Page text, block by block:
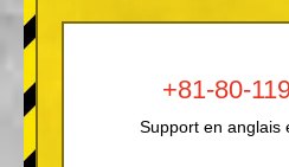
+81-80-
Support en anglais